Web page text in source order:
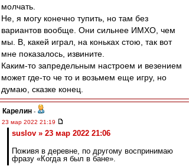
молчать.
Не, я могу конечно тупить, но там без
вариантов вообще. Они сильнее ИМХО, чем
мы. В, какей играл, на коньках стою, так вот
мне показалось, извините.
Каким-то запредельным настроем и везением
может где-то че то и возьмем еще игру, но
думаю, сказке конец.
Карелин -
23 мар 2022 21:19
suslov » 23 мар 2022 21:06
Поживя в деревне, по другому воспринимаю
фразу «Когда я был в бане».